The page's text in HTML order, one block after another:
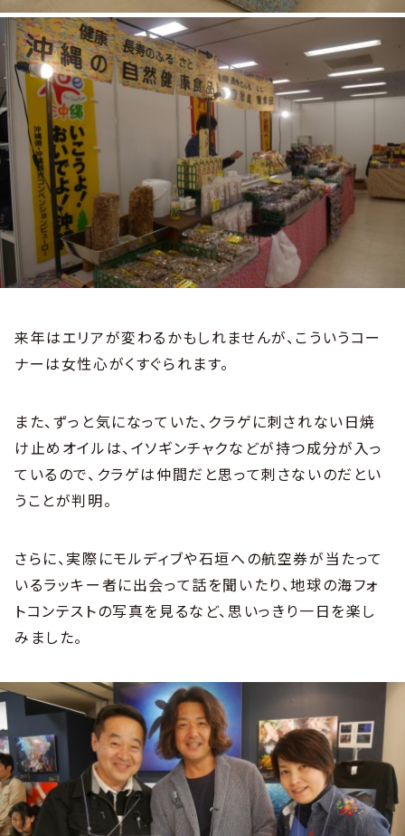
来年はエリアが変わるかもしれませんが、こういうコー
ナーは女性心がくすぐられます。
また、ずっと気になっていた、クラゲに刺されない日焼
け止めオイルは、イソギンチャクなどが持つ成分が入っ
ているので、クラゲは仲間だと思って刺さないのだとい
うことが判明。
さらに、実際にモルディブや石垣への航空券が当たって
いるラッキー者に出会って話を聞いたり、地球の海フォ
トコンテストの写真を見るなど、思いっきり一日を楽し
みました。